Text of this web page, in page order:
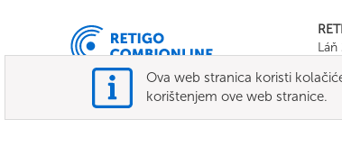
E-
Ova web stranica koristi
korištenjem ove web stranice.